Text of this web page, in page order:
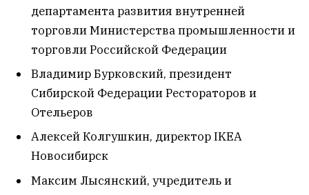
департамента развития внутренней
торговли Министерства промышленности и
торговли Российской Федерации
Владимир Бурковский, президент
Сибирской Федерации Рестораторов и
Отельеров
Алексей Колгушкин, директор IKEA
Новосибирск
Максим Лысянский, учредитель и